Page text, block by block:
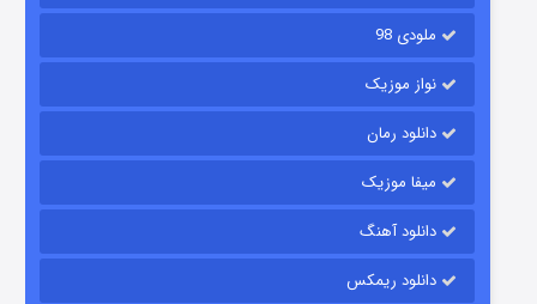
قسمت
ملودی 98
نواز موزیک
دانلود رمان
میفا موزیک
دانلود آهنگ
دانلود ریمکس